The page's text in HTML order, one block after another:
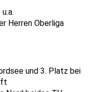
Herren Oberliga
und 3. Platz bei